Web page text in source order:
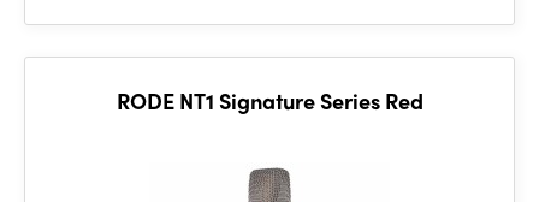
RODE NT1 Signature Series Red